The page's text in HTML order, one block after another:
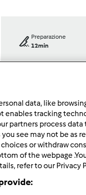
Preparazione
12min
porzione/porzioni
0porzione/porzioni
Difficoltà
data, like
enables tracking
partners process data
see may not be as
or withdraw
of the webpage
refer to our Privacy